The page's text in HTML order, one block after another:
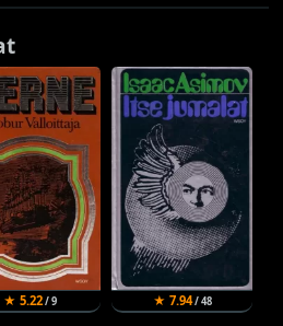
★ 5.22/ 9 ★ 7.94/ 48